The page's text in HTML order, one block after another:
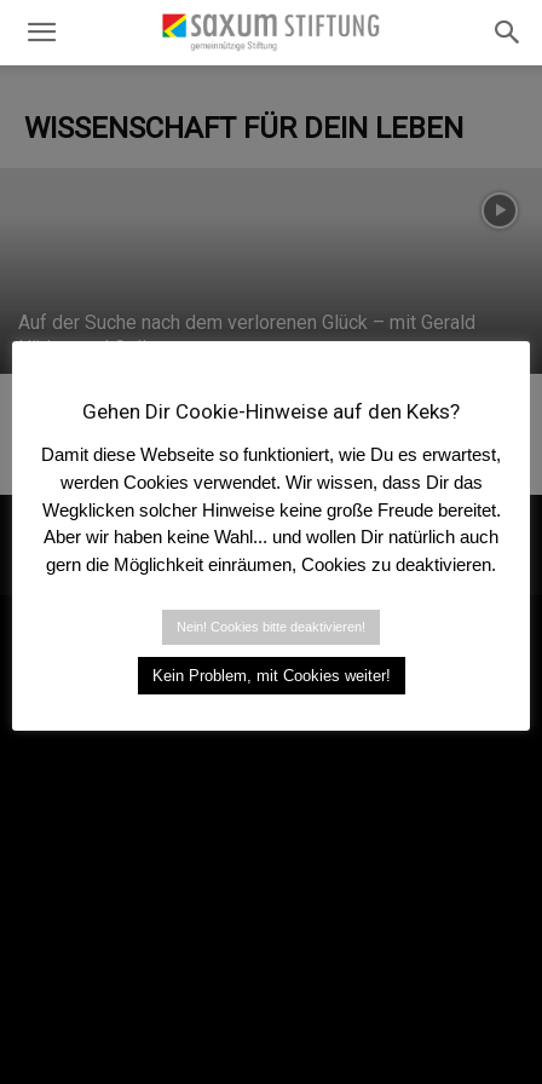
WISSENSCHAFT FÜR DEIN LEBEN
Schlaraffenland wär‘ nichts für’s Hirn!
Saxum Stiftung - März 16, 2020
Auf der Suche nach dem verlorenen Glück – mit Gerald
Hüther und Cello
Datenschutz Impressum
© gemeinnützige Saxum Stiftung
Gehen Dir Cookie-Hinweise auf den Keks?
Damit diese Webseite so funktioniert, wie Du es erwartest,
werden Cookies verwendet. Wir wissen, dass Dir das
Wegklicken solcher Hinweise keine große Freude bereitet.
Aber wir haben keine Wahl... und wollen Dir natürlich auch
gern die Möglichkeit einräumen, Cookies zu deaktivieren.
Nein! Cookies bitte deaktivieren!
Kein Problem, mit Cookies weiter!